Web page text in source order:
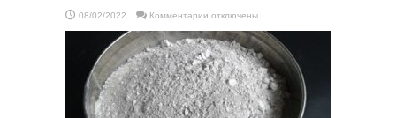
08/02/2022 Комментарии
Зачем
нужен
минеральный
порошок
отключены